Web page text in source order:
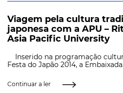
Viagem pela cultura
japonesa com a APU –
Asia Pacific University
Inserido na programação
Festa do Japão 2014, a
Continuar a ler